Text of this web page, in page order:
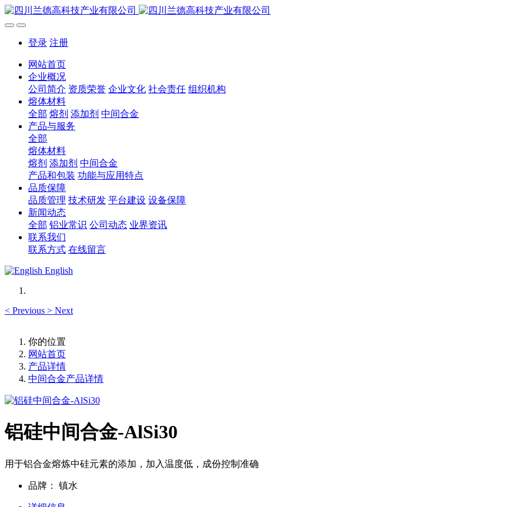
登录 注册
网站首页
企业概况
公司简介 资质荣誉 企业文化 社会责任 组织机构
熔体材料
全部 熔剂 添加剂 中间合金
产品与服务
全部
熔体材料
熔剂 添加剂 中间合金
产品和包装 功能与应用特点
品质保障
品质管理 技术研发 平台建设 设备保障
新闻动态
全部 铝业常识 公司动态 业界资讯
联系我们
联系方式 在线留言
English
< Previous > Next
你的位置
网站首页
产品详情
中间合金产品详情
铝硅中间合金-AlSi30
用于铝合金熔炼中硅元素的添加，加入温度低，成份控制准确
品牌： 镇水